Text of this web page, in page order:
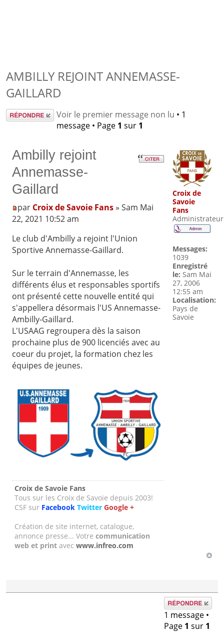
AMBILLY REJOINT ANNEMASSE-
GAILLARD
Répondre Voir le premier message non lu • 1
message • Page 1 sur 1
Ambilly rejoint
Annemasse-
Gaillard
par Croix de Savoie Fans» Sam Mai
22, 2021 10:52 am
Le club d'Ambilly a rejoint l'Union
Sportive Annemasse-Gaillard.
Sur le terrain d'Annemasse, les
différents élus et responsables sportifs
ont présenté cette nouvelle entité qui
s'appellera désormais l'US Annemasse-
Ambilly-Gaillard.
L'USAAG regroupera dès la saison
prochaine plus de 900 licenciés avec au
coeur du projet, la formation chez les
équipes de jeunes.
Croix de Savoie Fans
Tous sur les Croix de Savoie depuis 2003!
CSF sur Facebook Twitter Google +
Création de site internet, catalogue,
annonce presse... Votrecommunication
web et print avecwww.infreo.com
Croix de
Savoie
Fans
Administrateur
Messages:
1039
Enregistré
le: Sam Mai
27, 2006
12:55 am
Localisation:
Pays de
Savoie
Répondre
1 message •
Page 1 sur 1